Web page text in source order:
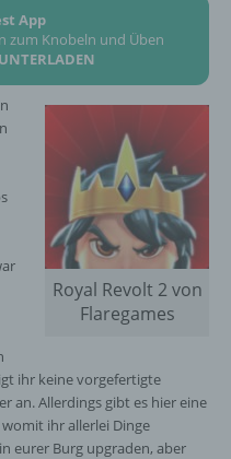
App
zum Knobeln und Üben
Royal Revolt 2 von
Flaregames
ihr keine vorgefertigte
an. Allerdings gibt es hier eine
ihr allerlei Dinge
eurer Burg upgraden, aber